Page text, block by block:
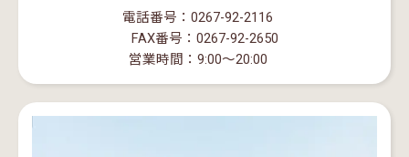
電話番号：0267-92-2116
FAX番号：0267-92-2650
営業時間：9:00～20:00